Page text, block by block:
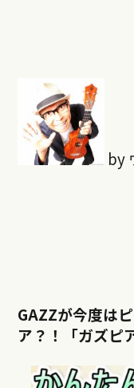
by
GAZZが今度は
ア？！「ガズピ